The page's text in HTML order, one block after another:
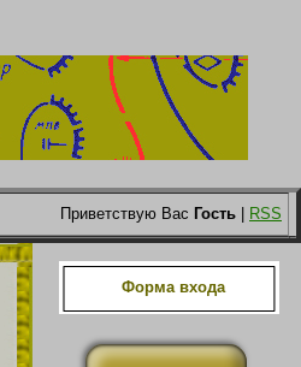
Приветствую Вас Гость RSS
Форма входа